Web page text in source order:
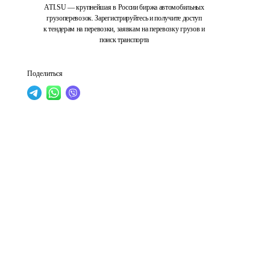
ATI.SU — крупнейшая в России биржа автомобильных
грузоперевозок. Зарегистрируйтесь и получите доступ
к тендерам на перевозки, заявкам на перевозку грузов и
поиск транспорта
Поделиться